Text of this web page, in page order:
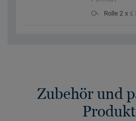
Rolle 2 x ≤
Zubehör und